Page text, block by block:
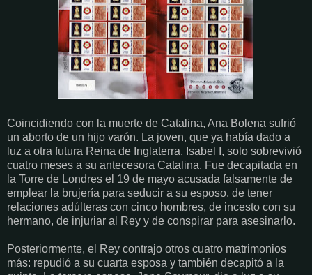
Coincidiendo con la muerte de Catalina, Ana Bolena sufrió
un aborto de un hijo varón. La joven, que ya había dado a
luz a otra futura Reina de Inglaterra, Isabel I, solo sobrevivió
cuatro meses a su antecesora Catalina. Fue decapitada en
la Torre de Londres el 19 de mayo acusada falsamente de
emplear la brujería para seducir a su esposo, de tener
relaciones adúlteras con cinco hombres, de incesto con su
hermano, de injuriar al Rey y de conspirar para asesinarlo.
Posteriormente, el Rey contrajo otros cuatro matrimonios
más: repudió a su cuarta esposa y también decapitó a la